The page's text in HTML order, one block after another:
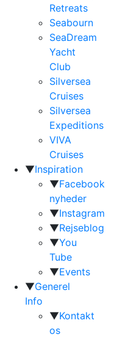
Retreats
Seabourn
SeaDream
Yacht
Club
Silversea
Cruises
Silversea
Expeditions
VIVA
Cruises
▼Inspiration
▼Facebook
nyheder
▼Instagram
▼Rejseblog
▼You
Tube
▼Events
▼Generel
Info
▼Kontakt
os